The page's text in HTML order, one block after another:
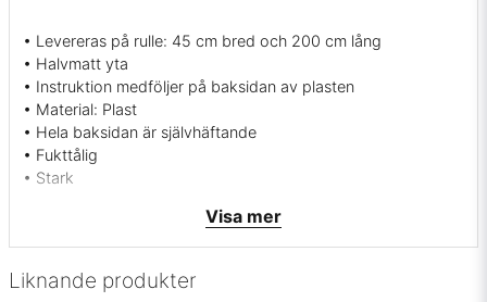
Liknande produkter
• Levereras på rulle: 45 cm bred och 200 cm lång
• Halvmatt yta
• Instruktion medföljer på baksidan av plasten
• Material: Plast
• Hela baksidan är självhäftande
• Fukttålig
• Stark
• Endast för inomhus-bruk
• Ångrar du dig går den att ta bort igen (kan vara svårt om
den suttit väldigt länge och underlaget är ojämt, av papp
eller liknade)
Visa mer